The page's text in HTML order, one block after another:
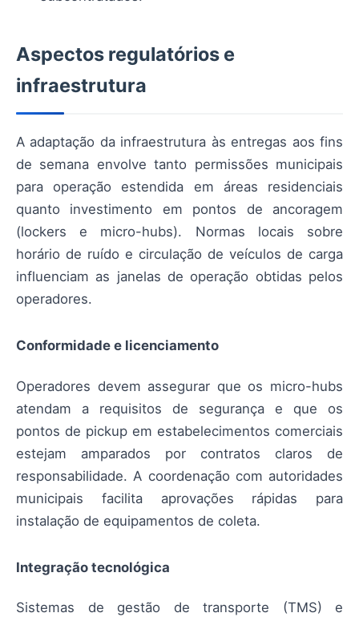
Aspectos regulatórios e
infraestrutura
A adaptação da infraestrutura às entregas aos fins
de semana envolve tanto permissões municipais
para operação estendida em áreas residenciais
quanto investimento em pontos de ancoragem
(lockers e micro-hubs). Normas locais sobre
horário de ruído e circulação de veículos de carga
influenciam as janelas de operação obtidas pelos
operadores.
Conformidade e licenciamento
Operadores devem assegurar que os micro-hubs
atendam a requisitos de segurança e que os
pontos de pickup em estabelecimentos comerciais
estejam amparados por contratos claros de
responsabilidade. A coordenação com autoridades
municipais facilita aprovações rápidas para
instalação de equipamentos de coleta.
Integração tecnológica
Sistemas de gestão de transporte (TMS) e